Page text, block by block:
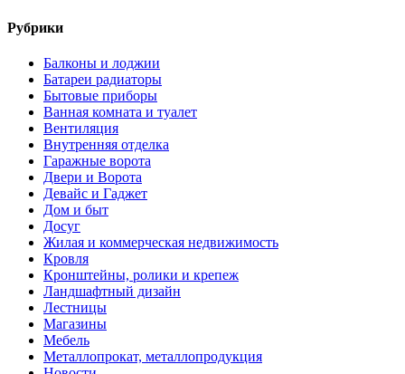
Рубрики
Балконы и лоджии
Батареи радиаторы‎
Бытовые приборы
Ванная комната и туалет
Вентиляция
Внутренняя отделка
Гаражные ворота
Двери и Ворота
Девайс и Гаджет
Дом и быт
Досуг
Жилая и коммерческая недвижимость
Кровля
Кронштейны, ролики и крепеж
Ландшафтный дизайн
Лестницы
Магазины
Мебель
Металлопрокат, металлопродукция